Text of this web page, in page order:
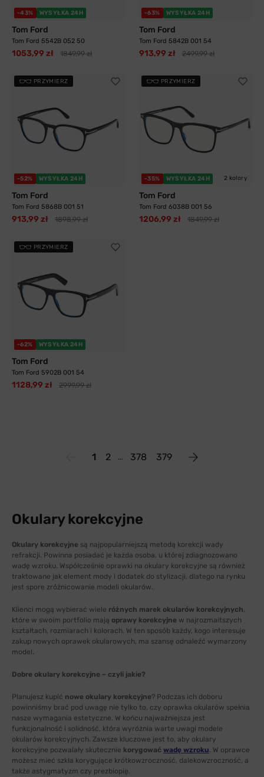
-43% WYSYŁKA 24H
Tom Ford
Tom Ford 5542B 052 50
1053,99 zł 1849,99 zł
-63% WYSYŁKA 24H
Tom Ford
Tom Ford 5842B 001 54
913,99 zł 2499,99 zł
PRZYMIERZ
-52% WYSYŁKA 24H
Tom Ford
Tom Ford 5868B 001 51
913,99 zł 1898,99 zł
PRZYMIERZ
-35% WYSYŁKA 24H 2 kolory
Tom Ford
Tom Ford 6038B 001 56
1206,99 zł 1849,99 zł
PRZYMIERZ
-62% WYSYŁKA 24H
Tom Ford
Tom Ford 5902B 001 54
1128,99 zł 2999,99 zł
1 2 378 379
Okulary korekcyjne
Okulary korekcyjne są najpopularniejszą metodą korekcji wady
refrakcji. Powinna posiadać je każda osoba, u której zdiagnozowano
wadę wzroku. Współcześnie oprawki na okulary korekcyjne są również
traktowane jak element mody i dodatek do stylizacji, dlatego na rynku
jest spore zróżnicowanie modeli okularów.
Klienci mogą wybierać wiele różnych marek okularów korekcyjnych,
które w swoim portfolio mają oprawy korekcyjne w najrozmaitszych
kształtach, rozmiarach i kolorach. W ten sposób każdy, kogo interesuje
zakup nowych oprawek okularowych, ma szansę odnaleźć wymarzony
model.
Dobre okulary korekcyjne – czyli jakie?
Planujesz kupić nowe okulary korekcyjne? Podczas ich doboru
powinniśmy brać pod uwagę nie tylko to, czy oprawka okularów spełnia
nasze wymagania estetyczne. W końcu najważniejsza jest
funkcjonalność i solidność, która wyróżnia warte uwagi modele
okularów korekcyjnych. Zawsze kluczowe jest to, aby okulary
korekcyjne pozwalały skutecznie korygować wadę wzroku. W oprawce
możesz mieć szkła korygujące krótkowzroczność, dalekowzroczność, a
także astygmatyzm czy prezbiopię.